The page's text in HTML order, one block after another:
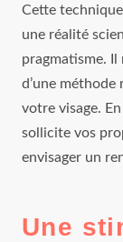
Cette
une réalité
pragmatisme. Il
d’une
votre visage.
sollicite vos
envisager un
Une